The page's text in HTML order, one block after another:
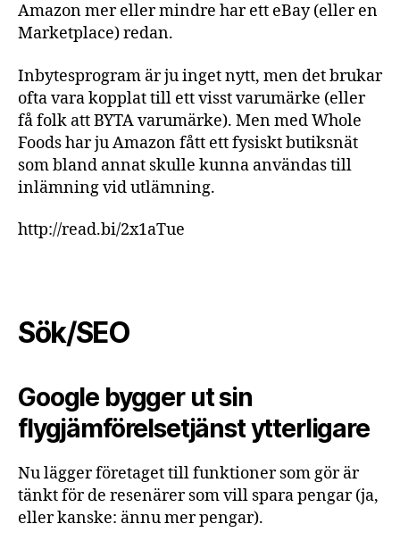
Amazon mer eller mindre har ett eBay (eller en
Marketplace) redan.
Inbytesprogram är ju inget nytt, men det brukar
ofta vara kopplat till ett visst varumärke (eller
få folk att BYTA varumärke). Men med Whole
Foods har ju Amazon fått ett fysiskt butiksnät
som bland annat skulle kunna användas till
inlämning vid utlämning.
http://read.bi/2x1aTue
Sök/SEO
Google bygger ut sin
flygjämförelsetjänst ytterligare
Nu lägger företaget till funktioner som gör är
tänkt för de resenärer som vill spara pengar (ja,
eller kanske: ännu mer pengar).